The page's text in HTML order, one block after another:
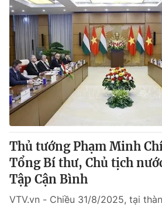
Thủ tướng Phạm Minh
Tổng Bí thư, Chủ tịch
Tập Cận Bình
VTV.vn - Chiều 31/8/2025, tại